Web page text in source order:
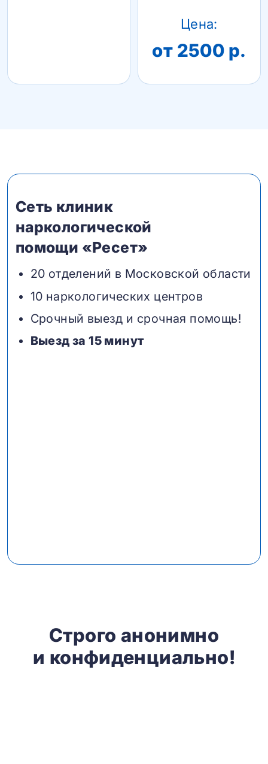
Цена:
от 2500 р.
Сеть клиник
наркологической
помощи «Ресет»
20 отделений в Московской области
10 наркологических центров
Срочный выезд и срочная помощь!
Выезд за 15 минут
Строго анонимно
и конфиденциально!